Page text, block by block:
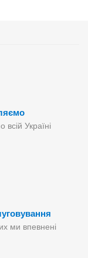
Україні
ми впевнені